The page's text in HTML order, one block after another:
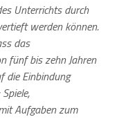
Unterrichts durch
werden können.
das
fünf bis zehn Jahren
die Einbindung
Aufgaben zum